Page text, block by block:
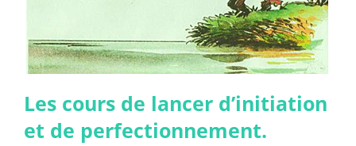
Les cours de lancer d’initiation
et de perfectionnement.